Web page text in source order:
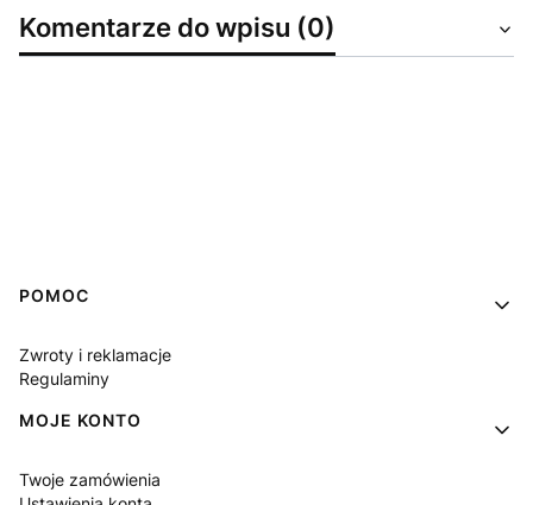
Komentarze do wpisu (0)
Linki w stopce
POMOC
Zwroty i reklamacje
Regulaminy
MOJE KONTO
Twoje zamówienia